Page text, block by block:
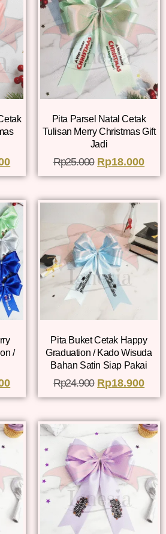
Pita Parsel Natal Cetak
Tulisan Merry Christmas Gift
Jadi
Rp25.000 Rp18.000
/
Pita Buket Cetak Happy
Graduation / Kado Wisuda
Bahan Satin Siap Pakai
Rp24.900 Rp18.900